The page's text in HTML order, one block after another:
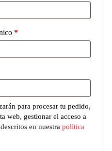
*Obligatorio
para procesar tu pedido,
web, gestionar el acceso a
en nuestra política